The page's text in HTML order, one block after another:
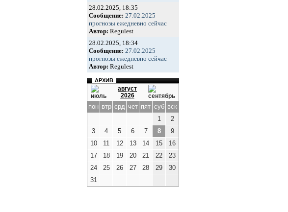
28.02.2025, 18:35
Сообщение: 27.02.2025
прогнозы ежедневно сейчас
Автор: Regulest
28.02.2025, 18:34
Сообщение: 27.02.2025
прогнозы ежедневно сейчас
Автор: Regulest
АРХИВ
август
2026
пон втр срд чет пят суб вск
1
2
3
4 5 6 7 8
9
10
11 12 13 14 15
16
17
18 19 20 21 22
23
24
25 26 27 28 29
30
31